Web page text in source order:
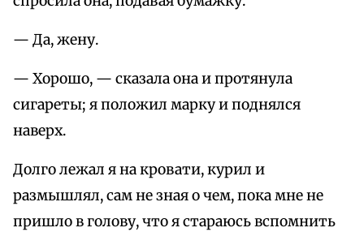
— Да, жену.
— Хорошо, — сказала она и протянула
сигареты; я положил марку и поднялся
наверх.
Долго лежал я на кровати, курил и
размышлял, сам не зная о чем, пока мне не
пришло в голову, что я стараюсь вспомнить